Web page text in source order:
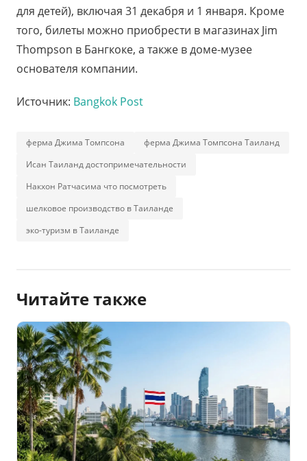
для детей), включая 31 декабря и 1 января. Кроме
того, билеты можно приобрести в магазинах Jim
Thompson в Бангкоке, а также в доме-музее
основателя компании.
Источник: Bangkok Post
ферма Джима Томпсона
ферма Джима Томпсона Таиланд
Исан Таиланд достопримечательности
Накхон Ратчасима что посмотреть
шелковое производство в Таиланде
эко-туризм в Таиланде
Читайте также